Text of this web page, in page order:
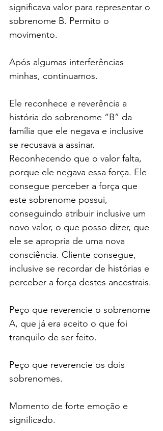
significava valor para representar o
sobrenome B. Permito o
movimento.
Após algumas interferências
minhas, continuamos.
Ele reconhece e reverência a
história do sobrenome “B” da
família que ele negava e inclusive
se recusava a assinar.
Reconhecendo que o valor falta,
porque ele negava essa força. Ele
consegue perceber a força que
este sobrenome possui,
conseguindo atribuir inclusive um
novo valor, o que posso dizer, que
ele se apropria de uma nova
consciência. Cliente consegue,
inclusive se recordar de histórias e
perceber a força destes ancestrais.
Peço que reverencie o sobrenome
A, que já era aceito o que foi
tranquilo de ser feito.
Peço que reverencie os dois
sobrenomes.
Momento de forte emoção e
significado.